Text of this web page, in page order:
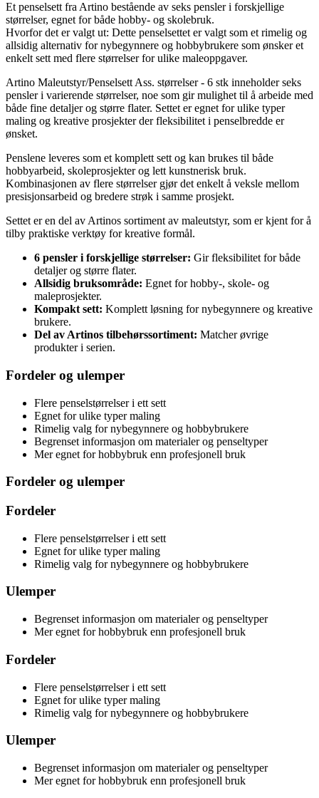
Et penselsett fra Artino bestående av seks pensler i forskjellige
størrelser, egnet for både hobby- og skolebruk.
Hvorfor det er valgt ut: Dette penselsettet er valgt som et rimelig og
allsidig alternativ for nybegynnere og hobbybrukere som ønsker et
enkelt sett med flere størrelser for ulike maleoppgaver.
Artino Maleutstyr/Penselsett Ass. størrelser - 6 stk inneholder seks
pensler i varierende størrelser, noe som gir mulighet til å arbeide med
både fine detaljer og større flater. Settet er egnet for ulike typer
maling og kreative prosjekter der fleksibilitet i penselbredde er
ønsket.
Penslene leveres som et komplett sett og kan brukes til både
hobbyarbeid, skoleprosjekter og lett kunstnerisk bruk.
Kombinasjonen av flere størrelser gjør det enkelt å veksle mellom
presisjonsarbeid og bredere strøk i samme prosjekt.
Settet er en del av Artinos sortiment av maleutstyr, som er kjent for å
tilby praktiske verktøy for kreative formål.
6 pensler i forskjellige størrelser: Gir fleksibilitet for både
detaljer og større flater.
Allsidig bruksområde: Egnet for hobby-, skole- og
maleprosjekter.
Kompakt sett: Komplett løsning for nybegynnere og kreative
brukere.
Del av Artinos tilbehørssortiment: Matcher øvrige
produkter i serien.
Fordeler og ulemper
Flere penselstørrelser i ett sett
Egnet for ulike typer maling
Rimelig valg for nybegynnere og hobbybrukere
Begrenset informasjon om materialer og penseltyper
Mer egnet for hobbybruk enn profesjonell bruk
Fordeler og ulemper
Fordeler
Flere penselstørrelser i ett sett
Egnet for ulike typer maling
Rimelig valg for nybegynnere og hobbybrukere
Ulemper
Begrenset informasjon om materialer og penseltyper
Mer egnet for hobbybruk enn profesjonell bruk
Fordeler
Flere penselstørrelser i ett sett
Egnet for ulike typer maling
Rimelig valg for nybegynnere og hobbybrukere
Ulemper
Begrenset informasjon om materialer og penseltyper
Mer egnet for hobbybruk enn profesjonell bruk